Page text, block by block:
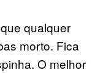
qualquer
morto. Fica
O melhor